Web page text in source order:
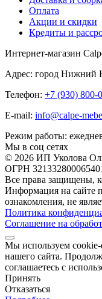
Оплата
Акции и скидки
Кредиты и
Интернет-магазин
Адрес: город Нижний
Телефон: +7 (930) 800-
E-mail: info@calpe-
Режим работы:
Мы в соц сетях
© 2026 ИП Уколова
ОГРН
Все права защищены,
Информация на сайте
ознакомления, не
Политика
Соглашение на
Мы используем
нашего сайта.
соглашаетесь с
Принять
Отказаться